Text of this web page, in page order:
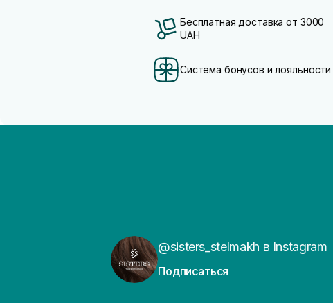
Бесплатная доставка от 3000
UAH
Система бонусов и лояльности
@sisters_stelmakh в Instagram
Подписаться